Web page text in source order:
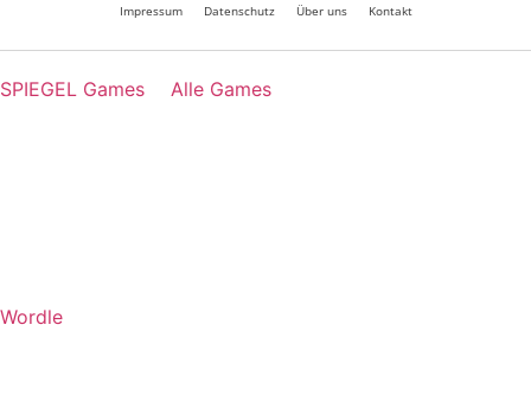
Impressum Datenschutz Über uns Kontakt
SPIEGEL Games Alle Games
Wordle